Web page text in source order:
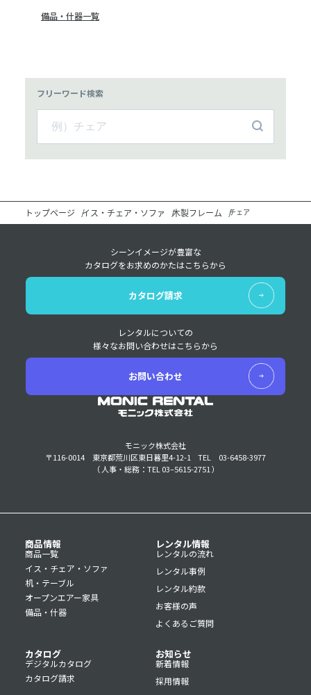
備品・什器一覧
フリーワード検索
トップページ イス・チェア・ソファ 木製フレーム チェア
モニック株式会社
〒116-0014 東京都荒川区東日暮里4-12-1
TEL 03-6458-3977
（ 人事・総務：TEL 03–5615-2751 ）
シーンイメージが豊富な
カタログをお求めのかたはこちらから
カタログ請求
レンタルについての
様々なお問い合わせはこちらから
お問い合わせ
商品情報
商品一覧
イス・チェア・ソファ
机・テーブル
オープンエアー家具
備品・什器
レンタル情報
レンタルの流れ
レンタル事例
レンタル約款
お客様の声
よくあるご質問
カタログ
デジタルカタログ
カタログ請求
お知らせ
新着情報
採用情報